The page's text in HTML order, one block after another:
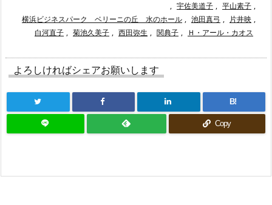
, 宇佐美道子 , 平山素子 ,
横浜ビジネスパーク ベリーニの丘 水のホール , 池田真弓 , 片井映 ,
白河直子 , 菊池久美子 , 西田弥生 , 関典子 , Ｈ・アール・カオス
よろしければシェアお願いします
B!
Copy